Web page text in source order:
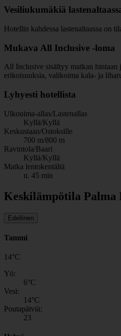
Vesiliukumäkiä
Hotellin kahdessa lastenaltaassa on
Mukava All Inclusive -loma
All Inclusive sisältyy matkan hintaan
erikoisuuksia, valikoima kala- ja
Lyhyesti hotellista
Ulkouima-allas/Lastenallas
Kyllä/Kyllä
Keskustaan/Ostoksille
700 m/800 m
Ravintola/Baari
Kyllä/Kyllä
Matka lentokentältä
n. 45 min
Keskilämpötila Palma
Edellinen
Tammi
14°C
Yö:
6°C
Vesi:
14°C
Poutapäiviä:
23